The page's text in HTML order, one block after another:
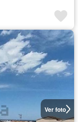
Ver foto